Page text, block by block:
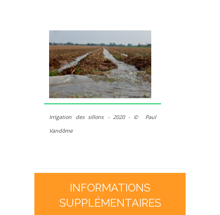
Irrigation des sillons - 2020 - © Paul
Vandôme
INFORMATIONS
SUPPLÉMENTAIRES